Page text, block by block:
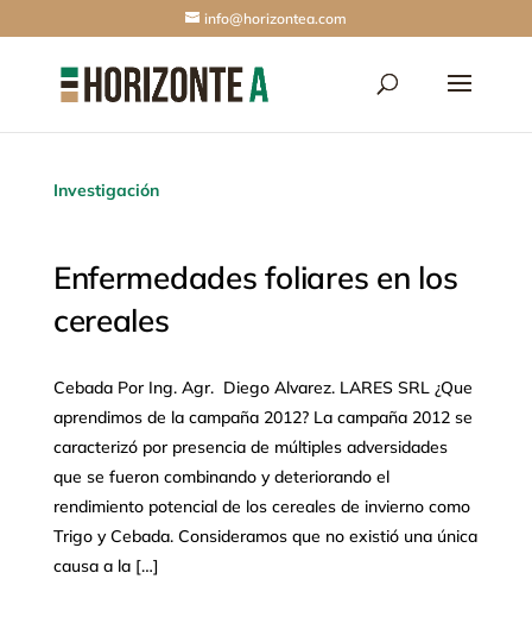
info@horizontea.com
Investigación
Enfermedades foliares en los
cereales
Cebada Por Ing. Agr. Diego Alvarez. LARES SRL ¿Que
aprendimos de la campaña 2012? La campaña 2012 se
caracterizó por presencia de múltiples adversidades
que se fueron combinando y deteriorando el
rendimiento potencial de los cereales de invierno como
Trigo y Cebada. Consideramos que no existió una única
causa a la […]